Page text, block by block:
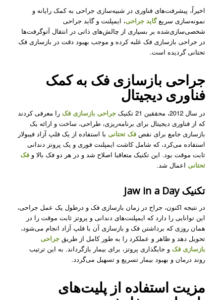
اخیراً، پیشرفت‌های فناوری در شبیه‌سازی جراحی به کمک رایانه و
نمونه‌سازی سریعگاید جراحی، ایمپلنت‌ و گاید جراحی‌
شخصی‌سازی‌شده بر بسیاری از چالش‌های ذاتی در انتقال آتوگرفت‌ها
در جراحی بازسازی فک غلبه کرده و موجب بهبود دقت در بازسازی فک
تحتانی گردیده است.
جراحی بازسازی فک به کمک
فناوری دیجیتال
در سال 2012، محققین 21 تکنیک جراحی بازسازی فکرا معرفی کردند
که از فناوری دیجیتال برای برنامه‌ریزی، طراحی، ساخت و ارائه یک
بازسازی جامع برای نقص فک تحتانیبا استفاده از یک فلپ آزاد فیبولار
استفاده می‌کرد، که شامل کاشت ایمپلنت فوری و یک پروتز دندانی
ثابت موقت بود. این تکنیک متعاقبا اصلاح شد و در هر دو فک بالا و فک
تحتانیاعمال شد.
تکنیک Jaw in a Day
در نتیجه اکنون، جراح در زمان بازسازی فک و درطول یک عمل جراحی،
این توانایی را دارد که ایمپلنت‌های دندانی و پروتز ثابت موقت را در
همان روزی که برداشتن فک و بازسازی آن با فلپ آزاد انجام می‌شود،
تحویل دهد و ظاهر و عملکرد را به طور کامل از طریق جراحی
بازسازی فکو جایگذاری پروتز، برای بیمار بازگرداند. به این ترتیب
روند درمان و بهبود بیمار تسریع و تسهیل می‌گردد.
مزیت استفاده از پلیت‌های